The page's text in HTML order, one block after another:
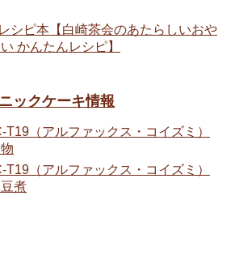
シピ本【白崎茶会のあたらしいおや
かんたんレシピ】
ックケーキ情報
（アルファックス・コイズミ）
（アルファックス・コイズミ）
煮